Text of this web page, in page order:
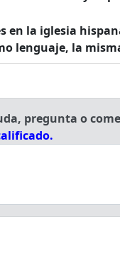
en la iglesia
lenguaje, la
pregunta o